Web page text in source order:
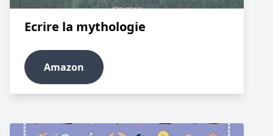
Ecrire la mythologie
Amazon